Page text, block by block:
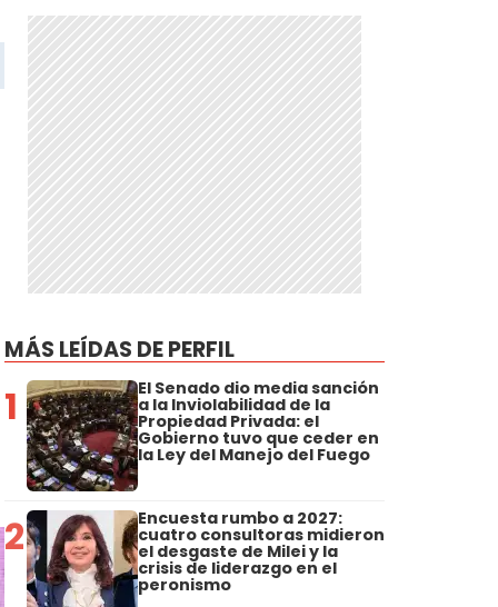
MÁS LEÍDAS DE PERFIL
1 El Senado dio media sanción
a la Inviolabilidad de la
Propiedad Privada: el
Gobierno tuvo que ceder en
la Ley del Manejo del Fuego
2 Encuesta rumbo a 2027:
cuatro consultoras midieron
el desgaste de Milei y la
crisis de liderazgo en el
peronismo